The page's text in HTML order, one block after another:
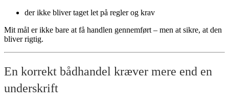
der ikke bliver taget let på regler og krav
Mit mål er ikke bare at få handlen gennemført – men at sikre, at den
bliver rigtig.
En korrekt bådhandel kræver mere end en
underskrift